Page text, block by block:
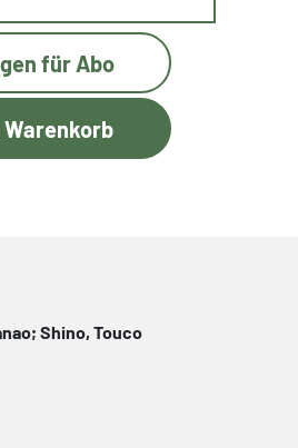
für Abo
Shino, Touco